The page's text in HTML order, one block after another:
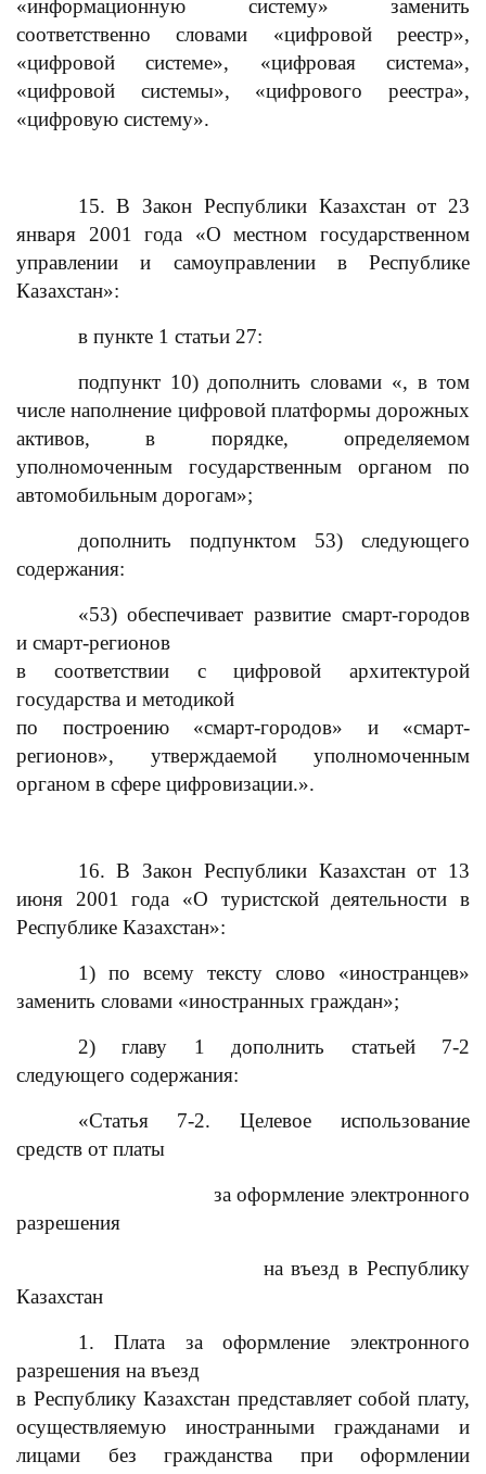
«информационную систему» заменить
соответственно словами «цифровой реестр»,
«цифровой системе», «цифровая система»,
«цифровой системы», «цифрового реестра»,
«цифровую систему».
15. В Закон Республики Казахстан от 23
января 2001 года «О местном государственном
управлении и самоуправлении в Республике
Казахстан»:
в пункте 1 статьи 27:
подпункт 10) дополнить словами «, в том
числе наполнение цифровой платформы дорожных
активов, в порядке, определяемом
уполномоченным государственным органом по
автомобильным дорогам»;
дополнить подпунктом 53) следующего
содержания:
«53) обеспечивает развитие смарт-городов
и смарт-регионов
в соответствии с цифровой архитектурой
государства и методикой
по построению «смарт-городов» и «смарт-
регионов», утверждаемой уполномоченным
органом в сфере цифровизации.».
16. В Закон Республики Казахстан от 13
июня 2001 года «О туристской деятельности в
Республике Казахстан»:
1) по всему тексту слово «иностранцев»
заменить словами «иностранных граждан»;
2) главу 1 дополнить статьей 7-2
следующего содержания:
«Статья 7-2. Целевое использование
средств от платы
за оформление электронного
разрешения
на въезд в Республику
Казахстан
1. Плата за оформление электронного
разрешения на въезд
в Республику Казахстан представляет собой плату,
осуществляемую иностранными гражданами и
лицами без гражданства при оформлении